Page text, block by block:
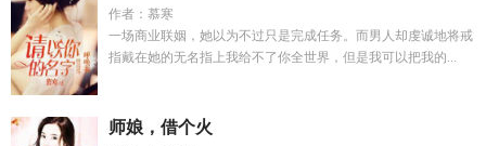
作者：慕寒
一场商业联姻，她以为不过只是完成任务。而男人却虔诚地将戒
指戴在她的无名指上我给不了你全世界，但是我可以把我的...
师娘，借个火